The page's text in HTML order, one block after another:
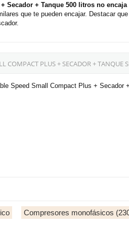
+ Tanque 500 litros no
que te pueden encajar. Destacar
COMPACT PLUS + SECADOR + TANQUE
Speed Small Compact Plus + Secador
Compresores monofásicos